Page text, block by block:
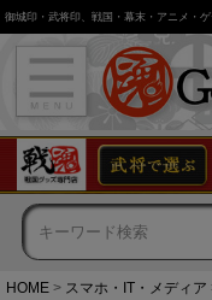
御城印・武将印、戦国・幕末・アニメ・
HOME スマホ・IT・メディア